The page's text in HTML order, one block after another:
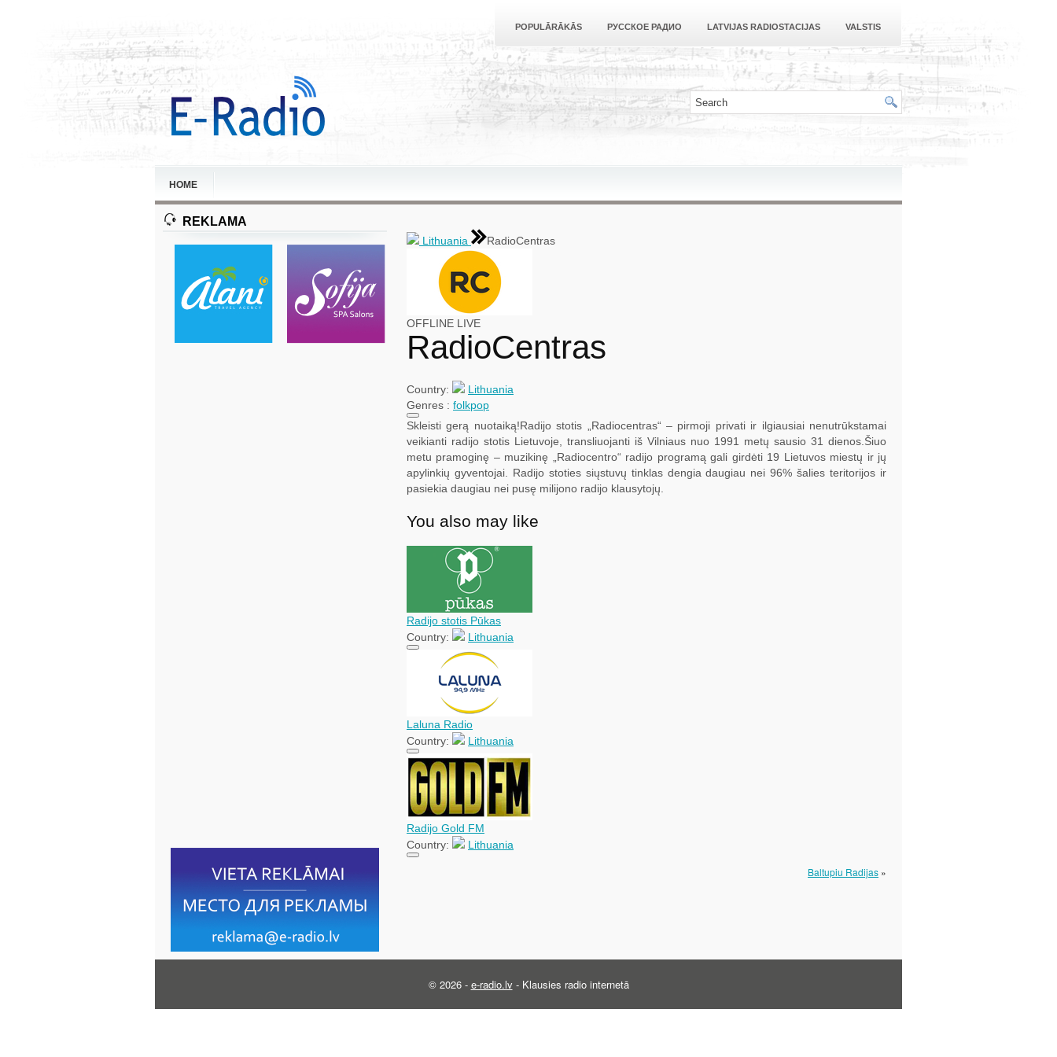
POPULĀRĀKĀS РУССКОЕ РАДИО LATVIJAS RADIOSTACIJAS VALSTIS
HOME
REKLAMA
Lithuania RadioCentras
OFFLINE LIVE
RadioCentras
Country:
Lithuania
Genres : folkpop
Skleisti gerą nuotaiką!Radijo stotis „Radiocentras“ – pirmoji privati ir ilgiausiai nenutrūkstamai
veikianti radijo stotis Lietuvoje, transliuojanti iš Vilniaus nuo 1991 metų sausio 31 dienos.Šiuo
metu pramoginę – muzikinę „Radiocentro“ radijo programą gali girdėti 19 Lietuvos miestų ir jų
apylinkių gyventojai. Radijo stoties siųstuvų tinklas dengia daugiau nei 96% šalies teritorijos ir
pasiekia daugiau nei pusę milijono radijo klausytojų.
You also may like
Radijo stotis Pūkas
Country:
Lithuania
Laluna Radio
Country:
Lithuania
Radijo Gold FM
Country:
Lithuania
Baltupiu Radijas »
© 2026 - e-radio.lv - Klausies radio internetā